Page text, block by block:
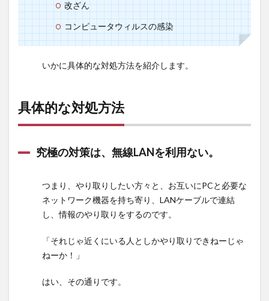
対処
方法
2.1
の対
無線
い。
暗号
化す
る
2.3
公衆
(カフ
改ざん
コンピュータウィルスの感染
いかに具体的な対処方法を紹介します。
具体的な対処方法
究極の対策は、無線LANを利用ない。
つまり、やり取りしたい方々と、お互いにPCと必要な
ネットワーク機器を持ち寄り、LANケーブルで連結
し、情報のやり取りをするのです。
「それじゃ近くにいる人としかやり取りできねーじゃ
ねーか！」
はい、その通りです。